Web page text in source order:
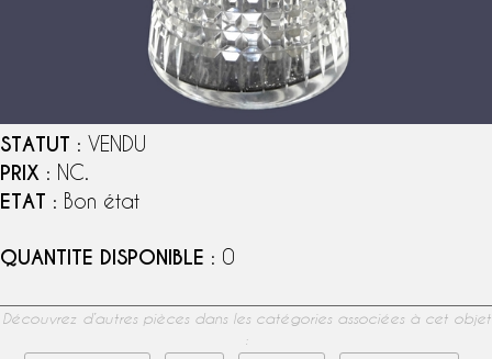
STATUT : VENDU
PRIX : NC.
ETAT : Bon état
QUANTITE DISPONIBLE : 0
Découvrez d’autres pièces dans les catégories associées à cet objet
: